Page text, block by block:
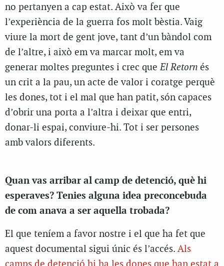
no pertanyen a cap estat. Això va fer que
l’experiència de la guerra fos molt bèstia. Vaig
viure la mort de gent jove, tant d’un bàndol com
de l’altre, i això em va marcar molt, em va
generar moltes preguntes i crec queEl Retorn és
un crit a la pau, un acte de valor i coratge perquè
les dones, tot i el mal que han patit, són capaces
d’obrir una porta a l’altra i deixar que entri,
donar-li espai, conviure-hi. Tot i ser persones
amb valors diferents.
Quan vas arribar al camp de detenció, què hi
esperaves? Tenies alguna idea preconcebuda
de com anava a ser aquella trobada?
El que teníem a favor nostre i el que ha fet que
aquest documental sigui únic és l’accés. Als